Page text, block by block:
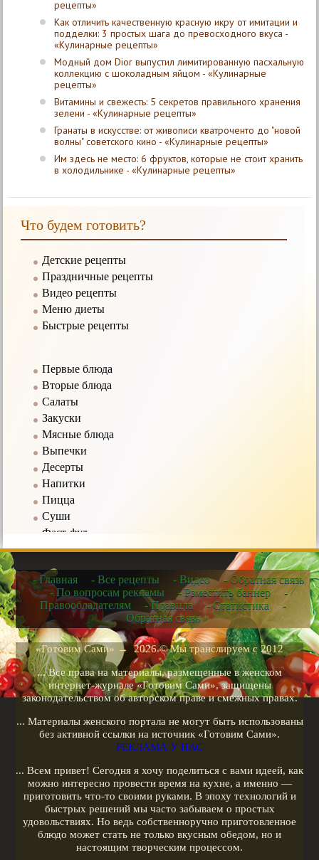
рецепты»
Как отличить качественную красную икру от имитации и
подделки: 3 простых шага до превосходного вкуса -
«Кулинарные рецепты»
Модный дом Dior выпустил лимитированную пасхальную
коллекцию с шоколадным яйцом - «Кулинарные
рецепты»
Витамины и свежесть: 5 секретов правильного хранения
зелени - «Кулинарные рецепты»
Гранаты в искусстве: от живописи кватроченто до "новой
волны" советского кино - «Кулинарные рецепты»
Им здесь не место: 6 фруктов, которые не стоит хранить
в холодильнике - «Кулинарные рецепты»
Что будем готовить?
Детские рецепты
Праздничные рецепты
Видео рецепты
Меню диеты
Быстрые рецепты
Первые блюда
Вторые блюда
Салаты
Закуски
Мясные блюда
Выпечки
Десерты
Напитки
Пицца
Суши
Фаст-фуд
Соусы
Рецепты в мультиварке
Рецепты для микроволновых печей
Рецепты для чайников
Рецепты для кухонных машин
Рецепты для кофеварок
Рецепты для гриля
Кулинарные рецепты
Меню диеты
Показать все теги
РЕКЛАМА У НАС
- Главная - Все рецепты - Видео
- Обратная связь
- По вопросам рекламы
- Рзместить баннер
-
Правообладателям
- Правила - Статистика
-
Обратная связь
«Готовим Сами» →2026© Мы транслируем с 2012
... Все права на материалы, размещенные в женском
интернет-журнале «Готовим Сами», защищены
законодательством об авторском праве и смежных правах.
... Материалы женского портала не могут быть использованы
без активной ссылки на источник «Готовим Сами».
РЕКЛАМА У НАС
... Всем привет! Сегодня я хочу поделиться с вами идеей, как
можно интересно провести время на кухне, а именно —
приготовить что-то своими руками. В эпоху технологий и
быстрых решений мы часто забываем о простых
удовольствиях. Но ведь собственноручно приготовленное
блюдо может стать не только вкусным обедом, но и
настоящим творческим процессом.